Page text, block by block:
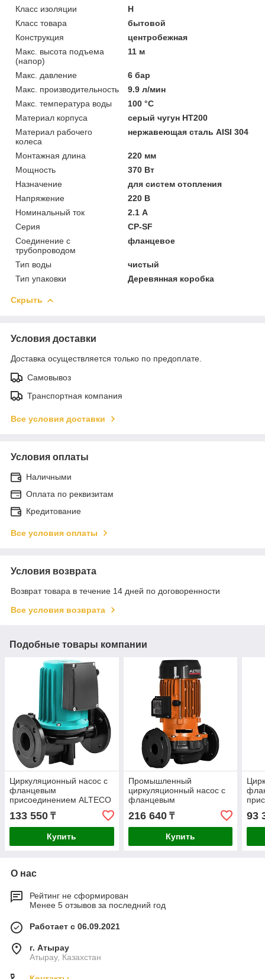
Класс изоляции
H
Класс товара
бытовой
Конструкция
центробежная
Макс. высота подъема
(напор)
11 м
Макс. давление
6 бар
Макс. производительность
9.9 л/мин
Макс. температура воды
100 °C
Материал корпуса
серый чугун HT200
Материал рабочего
колеса
нержавеющая сталь AISI 304
Монтажная длина
220 мм
Мощность
370 Вт
Назначение
для систем отопления
Напряжение
220 В
Номинальный ток
2.1 А
Серия
CP-SF
Соединение с
трубопроводом
фланцевое
Тип воды
чистый
Тип упаковки
Деревянная коробка
Скрыть
Условия доставки
Доставка осуществляется только по предоплате.
Самовывоз
Транспортная компания
Все условия доставки
Условия оплаты
Наличными
Оплата по реквизитам
Кредитование
Все условия оплаты
Условия возврата
Возврат товара в течение 14 дней по договоренности
Все условия возврата
Подобные товары компании
Циркуляционный насос с
фланцевым
присоединением ALTECO
CP 50-21/250 SF
133 550 ₸
Купить
Промышленный
циркуляционный насос с
фланцевым
присоединением ALTECO
PH 50/2200 F
216 640₸
Купить
93
О нас
Рейтинг не сформирован
Менее 5 отзывов за последний год
Работает с 06.09.2021
г. Атырау
Атырау, Казахстан